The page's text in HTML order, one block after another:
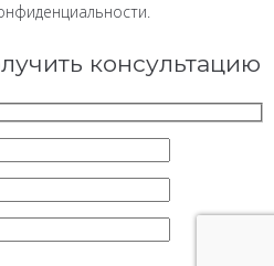
консультацию